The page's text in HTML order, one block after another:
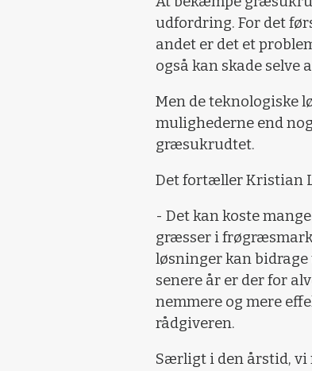
udfordring. For det
andet er det et
også kan skade selve
Men de teknologiske
mulighederne end
græsukrudtet.
Det fortæller Kristian
- Det kan koste
græsser i
løsninger kan
senere år er der for
nemmere og mere
rådgiveren.
Særligt i den årstid, vi